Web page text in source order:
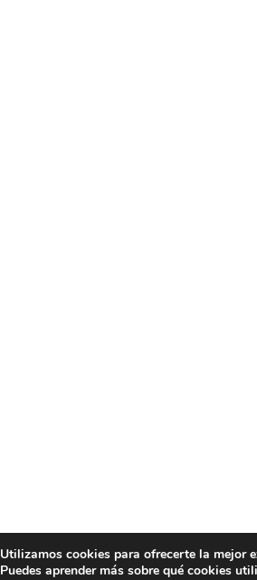
Utilizamos cookies para ofrecerte la mejor
Puedes aprender más sobre qué cookies